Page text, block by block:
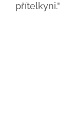
přítelkyni."